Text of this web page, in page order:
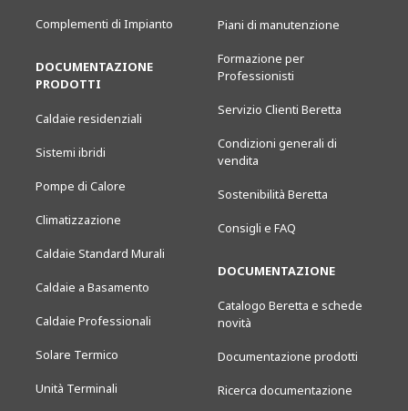
Complementi di Impianto
DOCUMENTAZIONE
PRODOTTI
Caldaie residenziali
Sistemi ibridi
Pompe di Calore
Climatizzazione
Caldaie Standard Murali
Caldaie a Basamento
Caldaie Professionali
Solare Termico
Unità Terminali
Piani di manutenzione
Formazione per
Professionisti
Servizio Clienti Beretta
Condizioni generali di
vendita
Sostenibilità Beretta
Consigli e FAQ
DOCUMENTAZIONE
Catalogo Beretta e schede
novità
Documentazione prodotti
Ricerca documentazione